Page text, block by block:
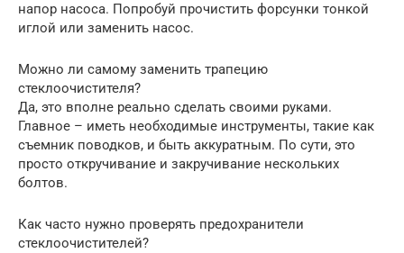
напор насоса. Попробуй прочистить форсунки тонкой
иглой или заменить насос.
Можно ли самому заменить трапецию
стеклоочистителя?
Да, это вполне реально сделать своими руками.
Главное – иметь необходимые инструменты, такие как
съемник поводков, и быть аккуратным. По сути, это
просто откручивание и закручивание нескольких
болтов.
Как часто нужно проверять предохранители
стеклоочистителей?